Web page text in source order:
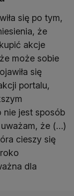
się po tym,
że
akcje
może sobie
się
portalu,
nie jest sposób
że (…)
cieszy się
dla